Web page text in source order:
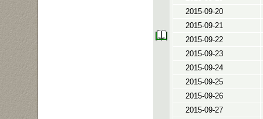
2015-09-20
2015-09-21
2015-09-22
2015-09-23
2015-09-24
2015-09-25
2015-09-26
2015-09-27